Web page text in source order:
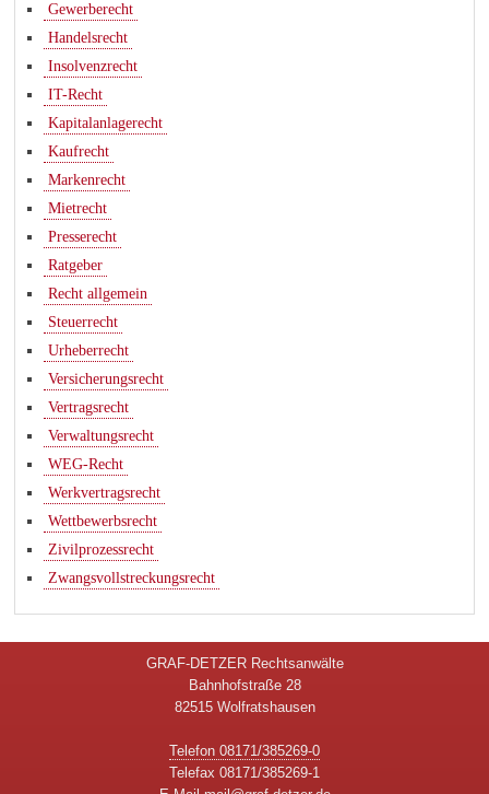
Gewerberecht
Handelsrecht
Insolvenzrecht
IT-Recht
Kapitalanlagerecht
Kaufrecht
Markenrecht
Mietrecht
Presserecht
Ratgeber
Recht allgemein
Steuerrecht
Urheberrecht
Versicherungsrecht
Vertragsrecht
Verwaltungsrecht
WEG-Recht
Werkvertragsrecht
Wettbewerbsrecht
Zivilprozessrecht
Zwangsvollstreckungsrecht
GRAF-DETZER Rechtsanwälte
Bahnhofstraße 28
82515 Wolfratshausen
Telefon 08171/385269-0
Telefax 08171/385269-1